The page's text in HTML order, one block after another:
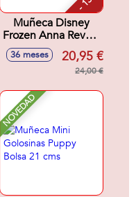
Muñeca Disney
Frozen Anna Reveal
Con Accesorio
Sorpresa 33x18x8
36 meses 20,95 €
24,00 €
NOVEDAD